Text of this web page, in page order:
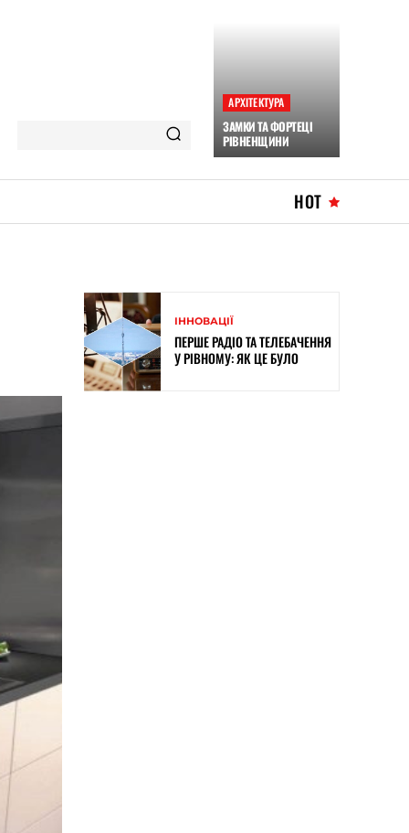
АРХІТЕКТУРА
ЗАМКИ ТА ФОРТЕЦІ
РІВНЕНЩИНИ
HOT
ІННОВАЦІЇ
ПЕРШЕ РАДІО ТА ТЕЛЕБАЧЕННЯ
У РІВНОМУ: ЯК ЦЕ БУЛО